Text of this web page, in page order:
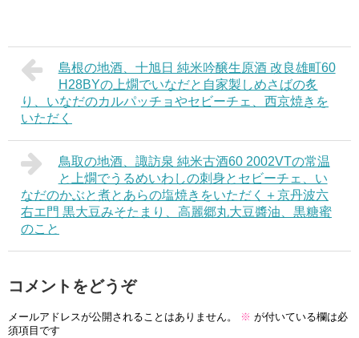
島根の地酒、十旭日 純米吟醸生原酒 改良雄町60
H28BYの上燗でいなだと自家製しめさばの炙
り、いなだのカルパッチョやセビーチェ、西京焼きを
いただく
鳥取の地酒、諏訪泉 純米古酒60 2002VTの常温
と上燗でうるめいわしの刺身とセビーチェ、い
なだのかぶと煮とあらの塩焼きをいただく＋京丹波六
右エ門 黒大豆みそたまり、高麗郷丸大豆醬油、黒糖蜜
のこと
コメントをどうぞ
メールアドレスが公開されることはありません。 ※ が付いている欄は必
須項目です